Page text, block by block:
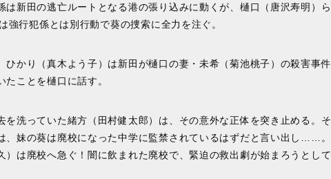
は新田の逃亡ルートとなる港の張り込みに動くが、樋口（唐沢寿明）ら
強行犯係とは別行動で葵の捜索に全力を注ぐ。
ひかり（真木よう子）は新田が樋口の妻・未希（菊池桃子）の殺害事件
ことを樋口に話す。
を洗っていた緒方（田村健太郎）は、その意外な正体を突き止める。そ
、妹の葵は廃校になった中学に監禁されているはずだと言い出し……。
）は廃校へ急ぐ！闇に飲まれた廃校で、緊迫の救出劇が始まろうとして